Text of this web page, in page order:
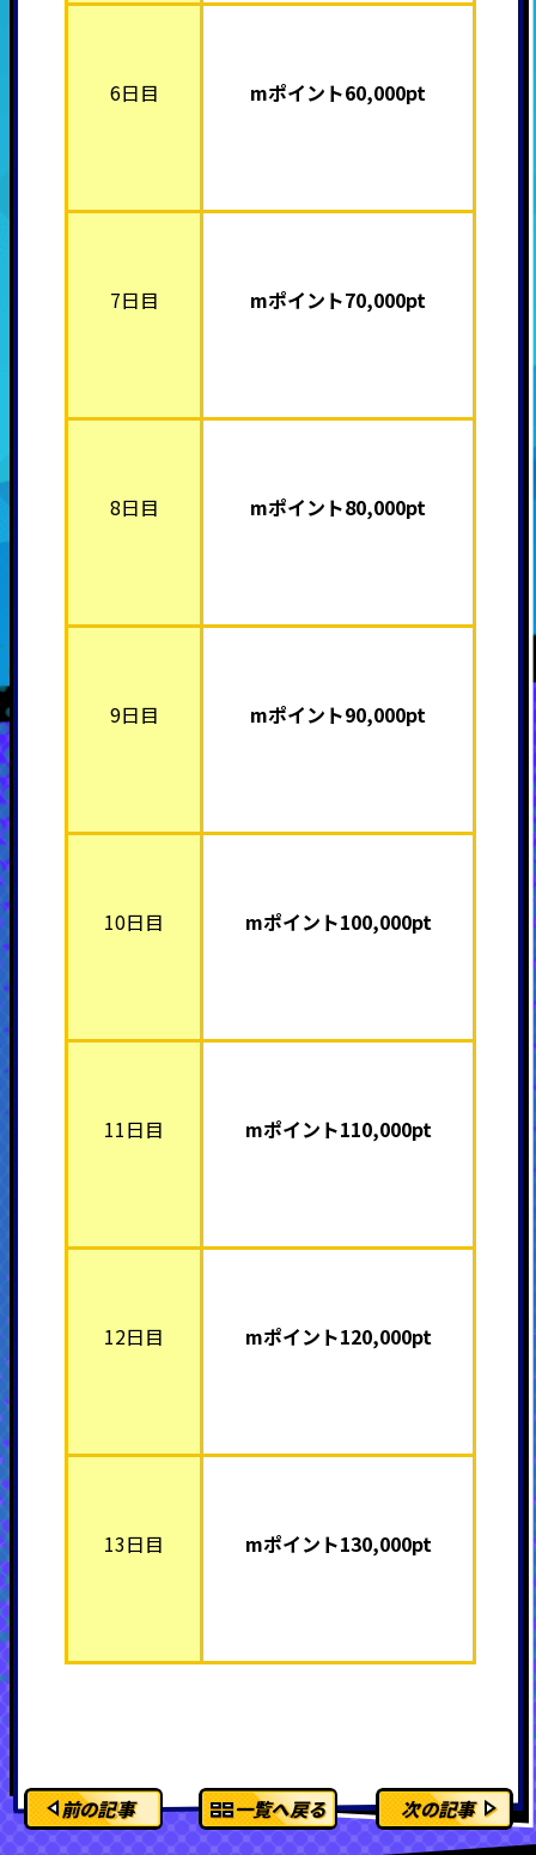
6日目 mポイント60,000pt
7日目 mポイント70,000pt
8日目 mポイント80,000pt
9日目 mポイント90,000pt
10日目 mポイント100,000pt
11日目 mポイント110,000pt
12日目 mポイント120,000pt
13日目 mポイント130,000pt
前の記事 一覧へ戻る 次の記事